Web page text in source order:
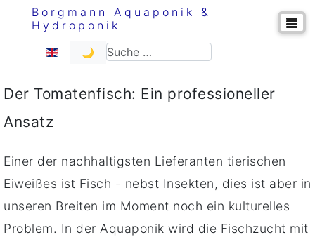
Borgmann Aquaponik &
Hydroponik
Sprache auswählen
🌙 Suchen
Der Tomatenfisch: Ein professioneller
Ansatz
Einer der nachhaltigsten Lieferanten tierischen
Eiweißes ist Fisch - nebst Insekten, dies ist aber in
unseren Breiten im Moment noch ein kulturelles
Problem. In der Aquaponik wird die Fischzucht mit